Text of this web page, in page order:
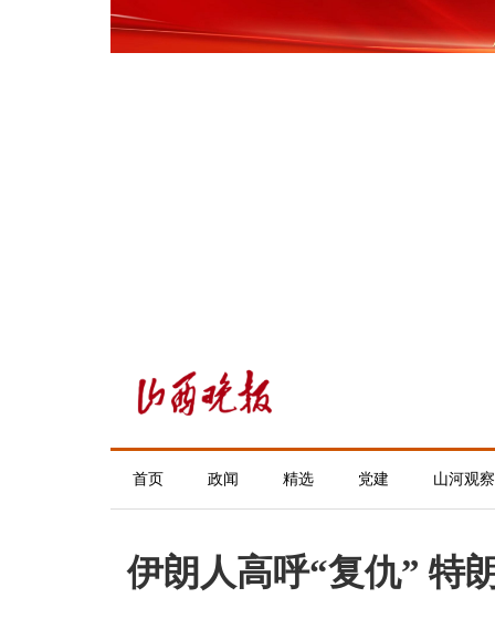
首页 政闻 精选 党建 山河观察
伊朗人高呼“复仇” 特